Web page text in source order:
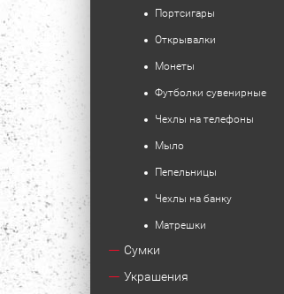
Портсигары
Открывалки
Монеты
Футболки сувенирные
Чехлы на телефоны
Мыло
Пепельницы
Чехлы на банку
Матрешки
Сумки
Украшения